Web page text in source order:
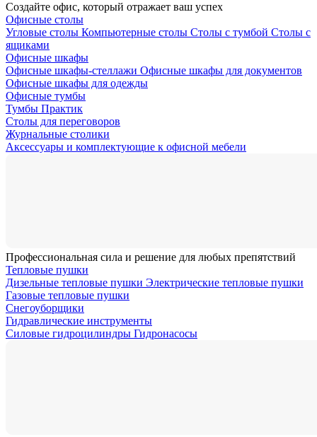
Создайте офис, который отражает ваш успех
Офисные столы
Угловые столы Компьютерные столы Столы с тумбой Столы с
ящиками
Офисные шкафы
Офисные шкафы-стеллажи Офисные шкафы для документов
Офисные шкафы для одежды
Офисные тумбы
Тумбы Практик
Столы для переговоров
Журнальные столики
Аксессуары и комплектующие к офисной мебели
Профессиональная сила и решение для любых препятствий
Тепловые пушки
Дизельные тепловые пушки Электрические тепловые пушки
Газовые тепловые пушки
Снегоуборщики
Гидравлические инструменты
Силовые гидроцилиндры Гидронасосы